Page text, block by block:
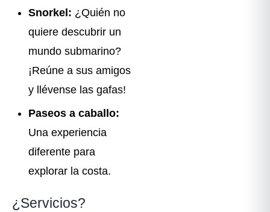
Snorkel: ¿Quién no
quiere descubrir un
mundo submarino?
¡Reúne a sus amigos
y llévense las gafas!
Paseos a caballo:
Una experiencia
diferente para
explorar la costa.
¿Servicios?